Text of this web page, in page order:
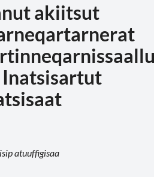
akiitsut
atuuffigisaa